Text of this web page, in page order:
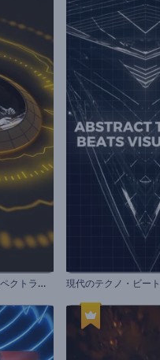
エ
レクトロ・ビート・スペクトラムのビジュアライザー